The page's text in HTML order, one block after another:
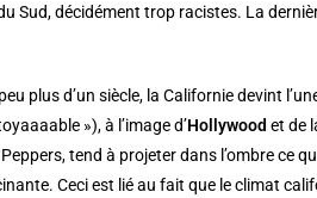
Sud, décidément trop racistes. La
peu plus d’un siècle, la Californie devint
»), à l’image d’Hollywood et de
tend à projeter dans l’ombre ce
Ceci est lié au fait que le climat